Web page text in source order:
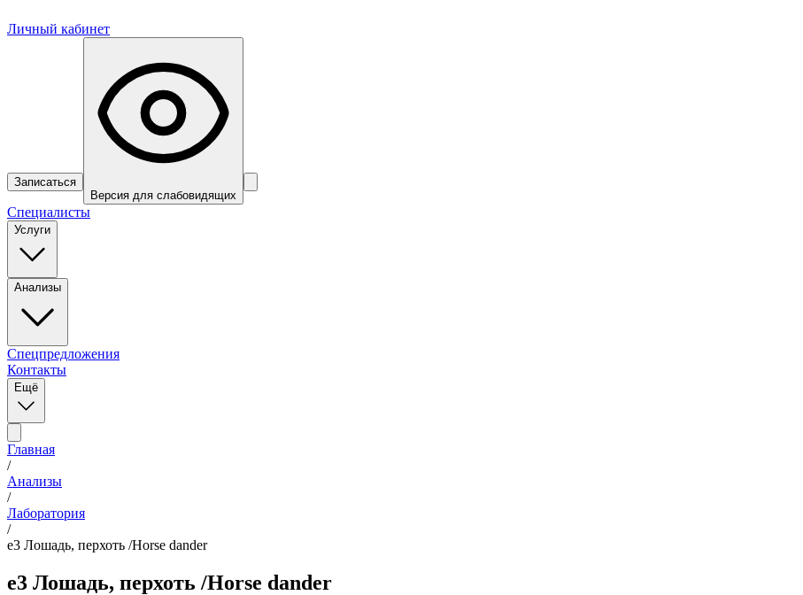
Личный кабинет
Записаться
Версия для слабовидящих
Специалисты
Услуги
Анализы
Спецпредложения
Контакты
Ещё
Главная
/
Анализы
/
Лаборатория
/
e3 Лошадь, перхоть /Horse dander
e3 Лошадь, перхоть /Horse dander